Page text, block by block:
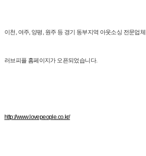
이천, 여주, 양평, 원주 등 경기 동부지역 아웃소싱 전문업체
러브피플 홈페이지가 오픈되었습니다.
http://www.lovepeople.co.kr/